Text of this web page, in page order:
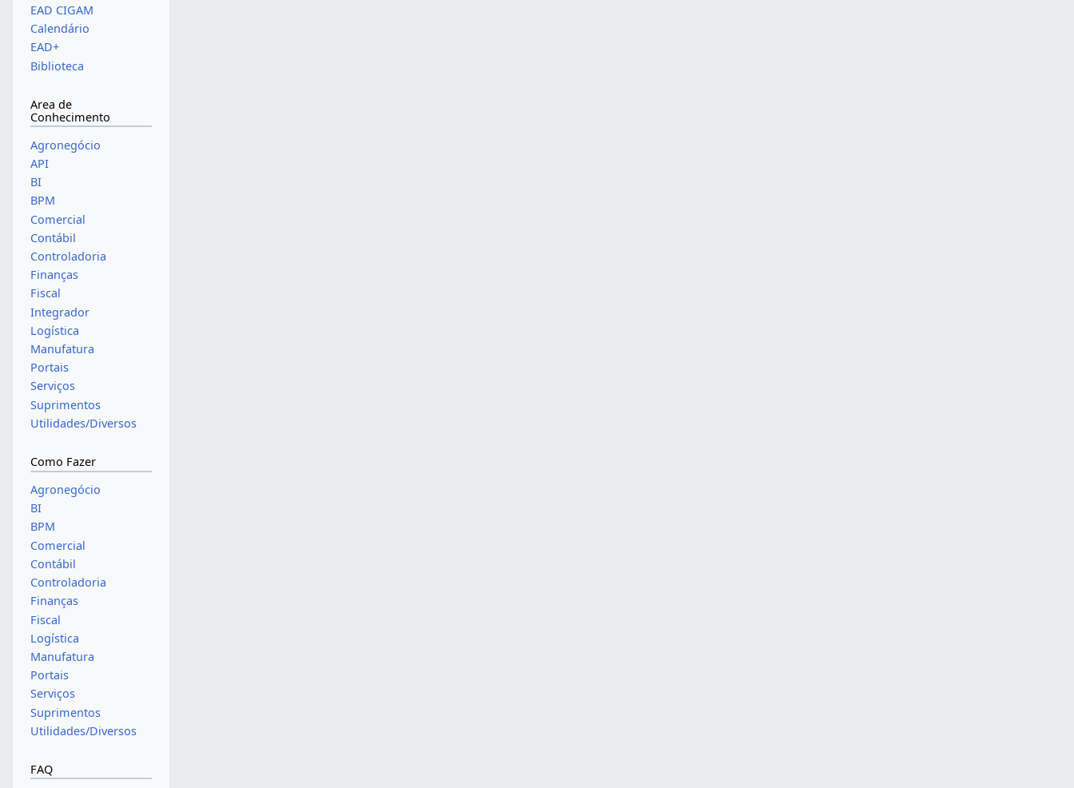
EAD CIGAM
Calendário
EAD+
Biblioteca
Area de
Conhecimento
Agronegócio
API
BI
BPM
Comercial
Contábil
Controladoria
Finanças
Fiscal
Integrador
Logística
Manufatura
Portais
Serviços
Suprimentos
Utilidades/Diversos
Como Fazer
Agronegócio
BI
BPM
Comercial
Contábil
Controladoria
Finanças
Fiscal
Logística
Manufatura
Portais
Serviços
Suprimentos
Utilidades/Diversos
FAQ